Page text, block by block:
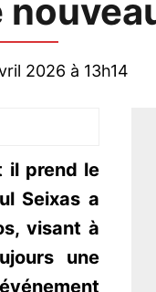
2026 à 13h14
il prend le
Seixas a
visant à
une